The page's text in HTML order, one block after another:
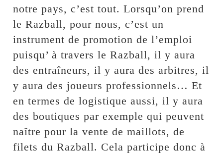
notre pays, c’est tout. Lorsqu’on prend
le Razball, pour nous, c’est un
instrument de promotion de l’emploi
puisqu’ à travers le Razball, il y aura
des entraîneurs, il y aura des arbitres, il
y aura des joueurs professionnels… Et
en termes de logistique aussi, il y aura
des boutiques par exemple qui peuvent
naître pour la vente de maillots, de
filets du Razball. Cela participe donc à